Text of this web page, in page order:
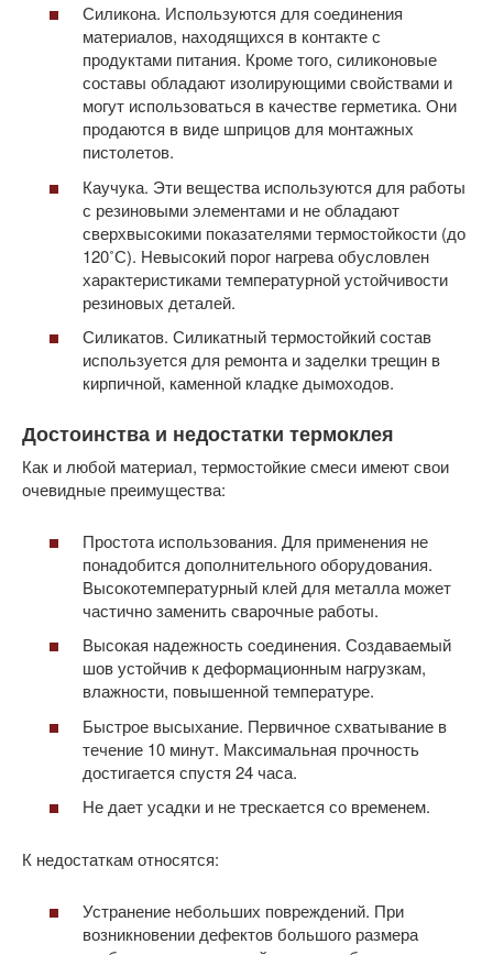
Силикона. Используются для соединения
материалов, находящихся в контакте с
продуктами питания. Кроме того, силиконовые
составы обладают изолирующими свойствами и
могут использоваться в качестве герметика. Они
продаются в виде шприцов для монтажных
пистолетов.
Каучука. Эти вещества используются для работы
с резиновыми элементами и не обладают
сверхвысокими показателями термостойкости (до
120˚С). Невысокий порог нагрева обусловлен
характеристиками температурной устойчивости
резиновых деталей.
Силикатов. Силикатный термостойкий состав
используется для ремонта и заделки трещин в
кирпичной, каменной кладке дымоходов.
Достоинства и недостатки термоклея
Как и любой материал, термостойкие смеси имеют свои
очевидные преимущества:
Простота использования. Для применения не
понадобится дополнительного оборудования.
Высокотемпературный клей для металла может
частично заменить сварочные работы.
Высокая надежность соединения. Создаваемый
шов устойчив к деформационным нагрузкам,
влажности, повышенной температуре.
Быстрое высыхание. Первичное схватывание в
течение 10 минут. Максимальная прочность
достигается спустя 24 часа.
Не дает усадки и не трескается со временем.
К недостаткам относятся:
Устранение небольших повреждений. При
возникновении дефектов большого размера